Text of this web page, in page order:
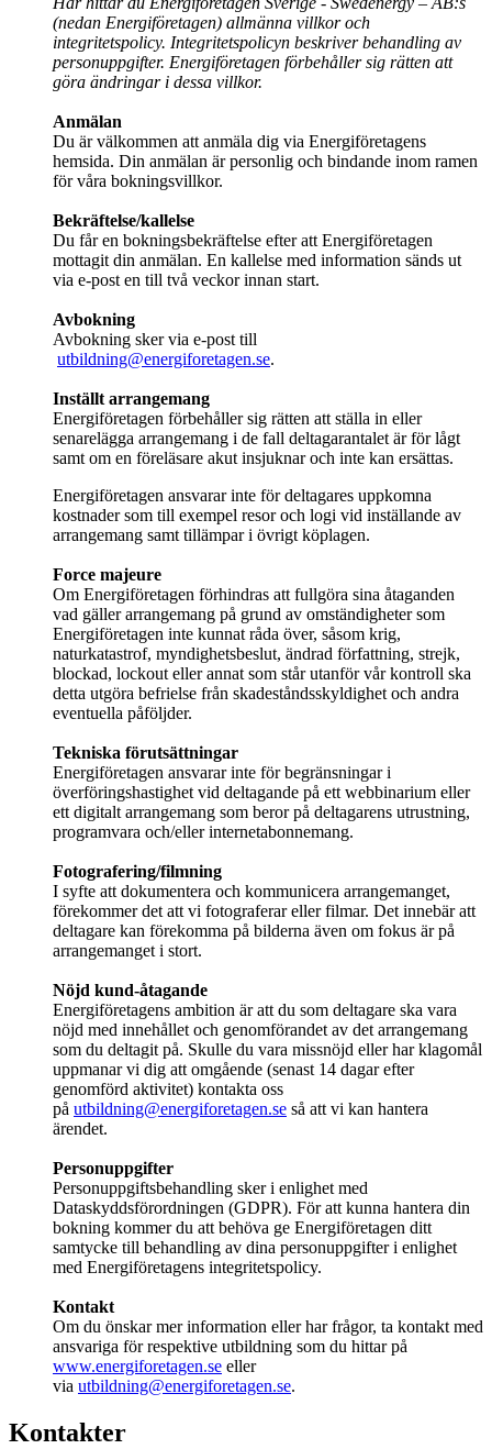
(nedan Energiföretagen) allmänna villkor och
integritetspolicy. Integritetspolicyn beskriver behandling av
personuppgifter. Energiföretagen förbehåller sig rätten att
göra ändringar i dessa villkor.
Anmälan
Du är välkommen att anmäla dig via Energiföretagens
hemsida. Din anmälan är personlig och bindande inom ramen
för våra bokningsvillkor.
Bekräftelse/kallelse
Du får en bokningsbekräftelse efter att Energiföretagen
mottagit din anmälan. En kallelse med information sänds ut
via e-post en till två veckor innan start.
Avbokning
Avbokning sker via e-post till
utbildning@energiforetagen.se.
Inställt arrangemang
Energiföretagen förbehåller sig rätten att ställa in eller
senarelägga arrangemang i de fall deltagarantalet är för lågt
samt om en föreläsare akut insjuknar och inte kan ersättas.
Energiföretagen ansvarar inte för deltagares uppkomna
kostnader som till exempel resor och logi vid inställande av
arrangemang samt tillämpar i övrigt köplagen.
Force majeure
Om Energiföretagen förhindras att fullgöra sina åtaganden
vad gäller arrangemang på grund av omständigheter som
Energiföretagen inte kunnat råda över, såsom krig,
naturkatastrof, myndighetsbeslut, ändrad författning, strejk,
blockad, lockout eller annat som står utanför vår kontroll ska
detta utgöra befrielse från skadeståndsskyldighet och andra
eventuella påföljder.
Tekniska förutsättningar
Energiföretagen ansvarar inte för begränsningar i
överföringshastighet vid deltagande på ett webbinarium eller
ett digitalt arrangemang som beror på deltagarens utrustning,
programvara och/eller internetabonnemang.
Fotografering/filmning
I syfte att dokumentera och kommunicera arrangemanget,
förekommer det att vi fotograferar eller filmar. Det innebär att
deltagare kan förekomma på bilderna även om fokus är på
arrangemanget i stort.
Nöjd kund-åtagande
Energiföretagens ambition är att du som deltagare ska vara
nöjd med innehållet och genomförandet av det arrangemang
som du deltagit på. Skulle du vara missnöjd eller har klagomål
uppmanar vi dig att omgående (senast 14 dagar efter
genomförd aktivitet) kontakta oss
på utbildning@energiforetagen.se så att vi kan hantera
ärendet.
Personuppgifter
Personuppgiftsbehandling sker i enlighet med
Dataskyddsförordningen (GDPR). För att kunna hantera din
bokning kommer du att behöva ge Energiföretagen ditt
samtycke till behandling av dina personuppgifter i enlighet
med Energiföretagens integritetspolicy.
Kontakt
Om du önskar mer information eller har frågor, ta kontakt med
ansvariga för respektive utbildning som du hittar på
www.energiforetagen.se eller
via utbildning@energiforetagen.se.
Kontakter